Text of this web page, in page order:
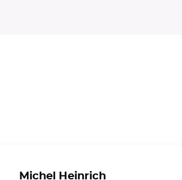
Michel Heinrich